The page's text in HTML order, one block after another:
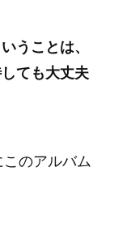
うことは、
ても大丈夫
のアルバム